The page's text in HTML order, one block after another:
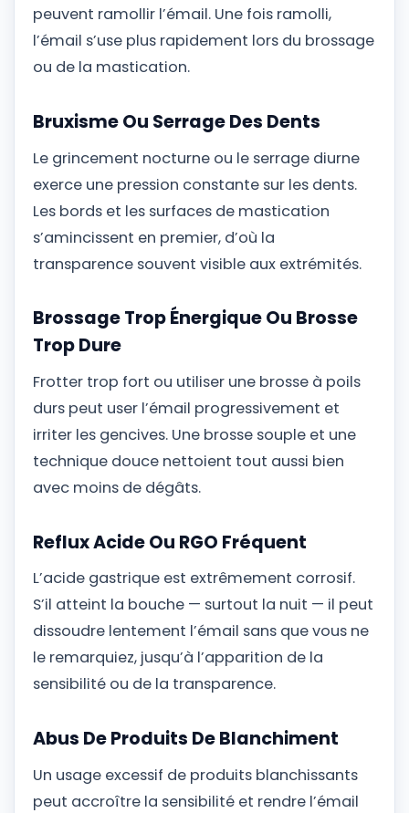
peuvent ramollir l’émail. Une fois ramolli,
l’émail s’use plus rapidement lors du brossage
ou de la mastication.
Bruxisme Ou Serrage Des Dents
Le grincement nocturne ou le serrage diurne
exerce une pression constante sur les dents.
Les bords et les surfaces de mastication
s’amincissent en premier, d’où la
transparence souvent visible aux extrémités.
Brossage Trop Énergique Ou Brosse
Trop Dure
Frotter trop fort ou utiliser une brosse à poils
durs peut user l’émail progressivement et
irriter les gencives. Une brosse souple et une
technique douce nettoient tout aussi bien
avec moins de dégâts.
Reflux Acide Ou RGO Fréquent
L’acide gastrique est extrêmement corrosif.
S’il atteint la bouche — surtout la nuit — il peut
dissoudre lentement l’émail sans que vous ne
le remarquiez, jusqu’à l’apparition de la
sensibilité ou de la transparence.
Abus De Produits De Blanchiment
Un usage excessif de produits blanchissants
peut accroître la sensibilité et rendre l’émail